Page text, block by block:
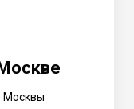
Москвы